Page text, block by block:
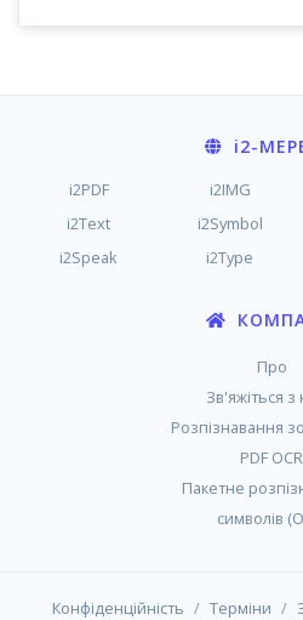
i2-
i2PDF i2IMG
i2Text
i2Symbol
i2Speak
i2Type
Про
Зв'яжіться
Розпізнавання
PDF OCR
Пакетне
символів
Конфіденційність / Терміни /